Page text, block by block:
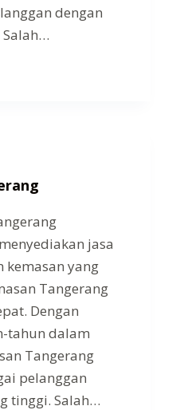
dengan
Salah…
jasa
kemasan yang
Tangerang
Dengan
tahun dalam
Tangerang
pelanggan
tinggi. Salah…